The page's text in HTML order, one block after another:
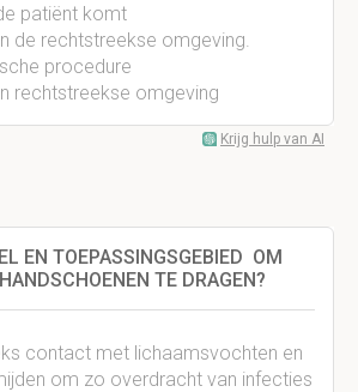
patiënt komt
de rechtstreekse omgeving.
procedure
rechtstreekse omgeving
Krijg hulp van AI
EN TOEPASSINGSGEBIED OM
TE DRAGEN?
contact met lichaamsvochten en
om zo overdracht van infecties